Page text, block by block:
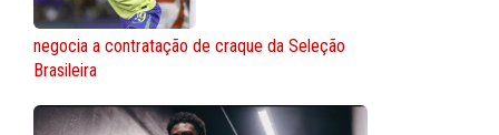
negocia a contratação de craque da Seleção
Brasileira